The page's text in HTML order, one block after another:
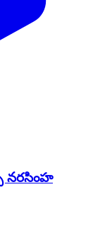
నరసింహ